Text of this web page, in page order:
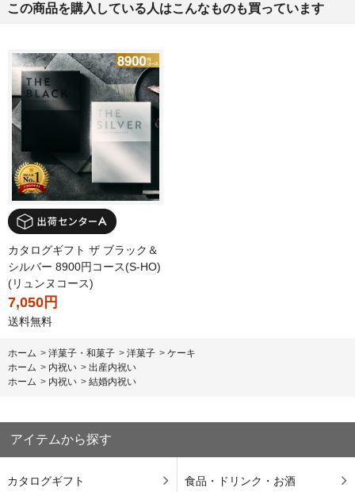
この商品を購入している人はこんなものも買っています
カタログギフト ザ ブラック＆
シルバー 8900円コース(S-HO)
(リュンヌコース)
7,050円
送料無料
ホーム > 洋菓子・和菓子 > 洋菓子 > ケーキ
ホーム > 内祝い > 出産内祝い
ホーム > 内祝い > 結婚内祝い
アイテムから探す
カタログギフト 食品・ドリンク・お酒